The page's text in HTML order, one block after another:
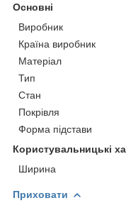
Основні
Виробник
Країна виробник
Матеріал
Тип
Стан
Покрівля
Форма підстави
Користувальницькі
Ширина
Приховати